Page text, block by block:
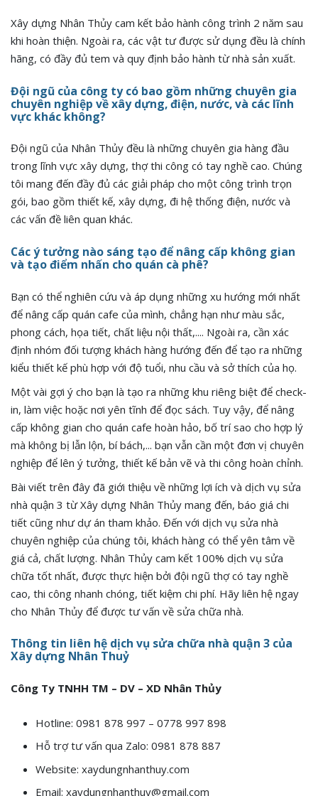
Xây dựng Nhân Thủy cam kết bảo hành công trình 2 năm sau
khi hoàn thiện. Ngoài ra, các vật tư được sử dụng đều là chính
hãng, có đầy đủ tem và quy định bảo hành từ nhà sản xuất.
Đội ngũ của công ty có bao gồm những chuyên gia
chuyên nghiệp về xây dựng, điện, nước, và các lĩnh
vực khác không?
Đội ngũ của Nhân Thủy đều là những chuyên gia hàng đầu
trong lĩnh vực xây dựng, thợ thi công có tay nghề cao. Chúng
tôi mang đến đầy đủ các giải pháp cho một công trình trọn
gói, bao gồm thiết kế, xây dựng, đi hệ thống điện, nước và
các vấn đề liên quan khác.
Các ý tưởng nào sáng tạo để nâng cấp không gian
và tạo điểm nhấn cho quán cà phê?
Bạn có thể nghiên cứu và áp dụng những xu hướng mới nhất
để nâng cấp quán cafe của mình, chẳng hạn như màu sắc,
phong cách, họa tiết, chất liệu nội thất,.... Ngoài ra, cần xác
định nhóm đối tượng khách hàng hướng đến để tạo ra những
kiểu thiết kế phù hợp với độ tuổi, nhu cầu và sở thích của họ.
Một vài gợi ý cho bạn là tạo ra những khu riêng biệt để check-
in, làm việc hoặc nơi yên tĩnh để đọc sách. Tuy vậy, để nâng
cấp không gian cho quán cafe hoàn hảo, bố trí sao cho hợp lý
mà không bị lẫn lộn, bí bách,... bạn vẫn cần một đơn vị chuyên
nghiệp để lên ý tưởng, thiết kế bản vẽ và thi công hoàn chỉnh.
Bài viết trên đây đã giới thiệu về những lợi ích và dịch vụ sửa
nhà quận 3 từ Xây dựng Nhân Thủy mang đến, báo giá chi
tiết cũng như dự án tham khảo. Đến với dịch vụ sửa nhà
chuyên nghiệp của chúng tôi, khách hàng có thể yên tâm về
giá cả, chất lượng. Nhân Thủy cam kết 100% dịch vụ sửa
chữa tốt nhất, được thực hiện bởi đội ngũ thợ có tay nghề
cao, thi công nhanh chóng, tiết kiệm chi phí. Hãy liên hệ ngay
cho Nhân Thủy để được tư vấn về sửa chữa nhà.
Thông tin liên hệ dịch vụ sửa chữa nhà quận 3 của
Xây dựng Nhân Thuỷ
Công Ty TNHH TM – DV – XD Nhân Thủy
Hotline: 0981 878 997 – 0778 997 898
Hỗ trợ tư vấn qua Zalo: 0981 878 887
Website: xaydungnhanthuy.com
Email: xaydungnhanthuy@gmail.com